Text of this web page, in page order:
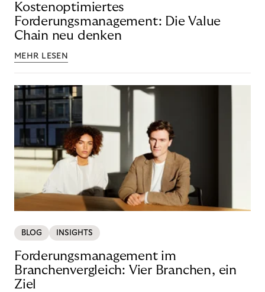
Kostenoptimiertes
Forderungsmanagement: Die Value
Chain neu denken
MEHR LESEN
BLOG INSIGHTS
Forderungsmanagement im
Branchenvergleich: Vier Branchen, ein
Ziel